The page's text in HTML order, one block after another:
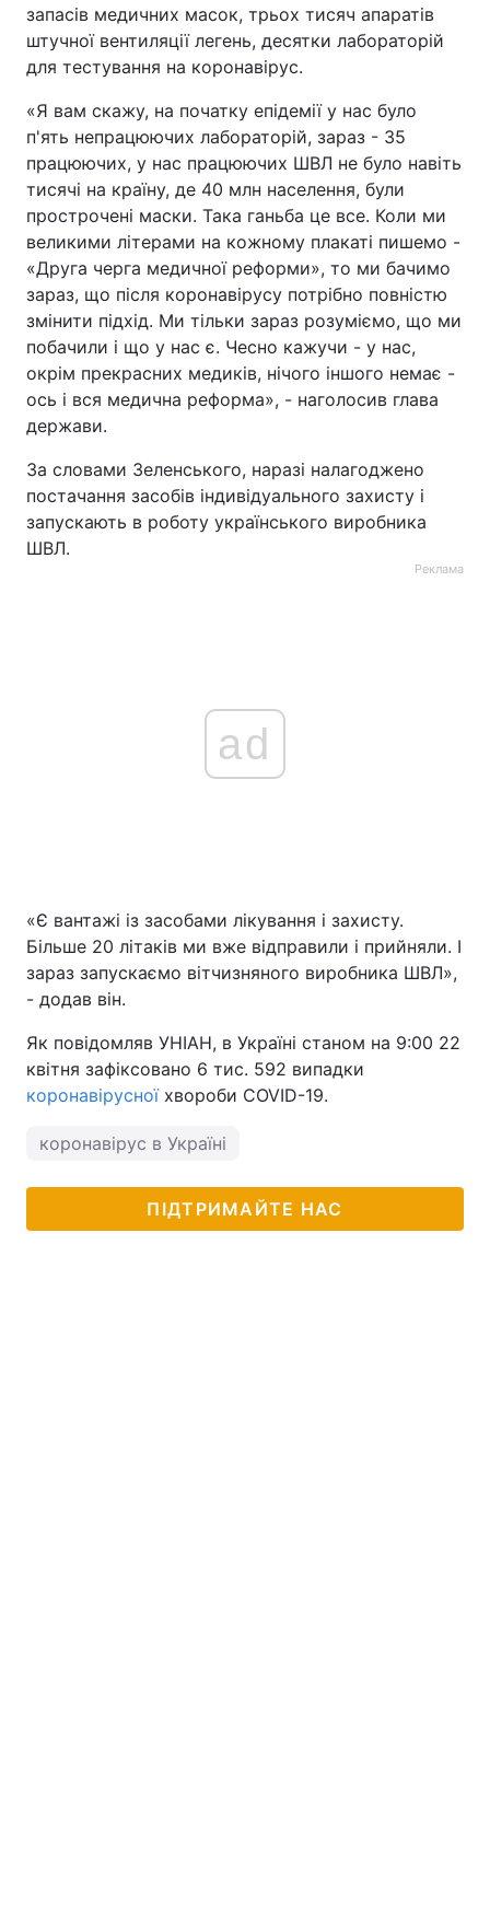
запасів медичних масок, трьох тисяч апаратів
штучної вентиляції легень, десятки лабораторій
для тестування на коронавірус.
«Я вам скажу, на початку епідемії у нас було
п'ять непрацюючих лабораторій, зараз - 35
працюючих, у нас працюючих ШВЛ не було навіть
тисячі на країну, де 40 млн населення, були
прострочені маски. Така ганьба це все. Коли ми
великими літерами на кожному плакаті пишемо -
«Друга черга медичної реформи», то ми бачимо
зараз, що після коронавірусу потрібно повністю
змінити підхід. Ми тільки зараз розуміємо, що ми
побачили і що у нас є. Чесно кажучи - у нас,
окрім прекрасних медиків, нічого іншого немає -
ось і вся медична реформа», - наголосив глава
держави.
За словами Зеленського, наразі налагоджено
постачання засобів індивідуального захисту і
запускають в роботу українського виробника
ШВЛ.
Реклама
ad
«Є вантажі із засобами лікування і захисту.
Більше 20 літаків ми вже відправили і прийняли. І
зараз запускаємо вітчизняного виробника ШВЛ»,
- додав він.
Як повідомляв УНІАН, в Україні станом на 9:00 22
квітня зафіксовано 6 тис. 592 випадки
коронавірусноїхвороби COVID-19.
коронавірус в Україні
ПІДТРИМАЙТЕ НАС